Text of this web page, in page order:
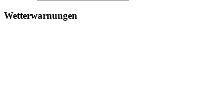
Wetterwarnungen